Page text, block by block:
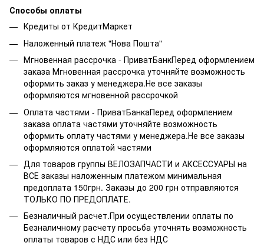
Способы оплаты
Кредиты от КредитМаркет
Наложенный платеж "Нова Пошта"
Мгновенная рассрочка - ПриватБанкПеред оформлением
заказа Мгновенная рассрочка уточняйте возможность
оформить заказ у менеджера.Не все заказы
оформляются мгновенной рассрочкой
Оплата частями - ПриватБанкаПеред оформлением
заказа оплата частями уточняйте возможность
оформить оплату частями у менеджера.Не все заказы
оформляются оплатой частями
Для товаров группы ВЕЛОЗАПЧАСТИ и АКСЕССУАРЫ на
ВСЕ заказы наложенным платежом минимальная
предоплата 150грн. Заказы до 200 грн отправляются
ТОЛЬКО ПО ПРЕДОПЛАТЕ.
Безналичный расчет.При осуществлении оплаты по
Безналичному расчету просьба уточнять возможность
оплаты товаров с НДС или без НДС